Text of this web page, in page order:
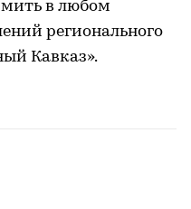
в любом
регионального
Кавказ».